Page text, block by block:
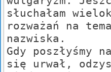
słuchałam
rozważań na
nazwiska.
Gdy poszłyśmy
się urwał,